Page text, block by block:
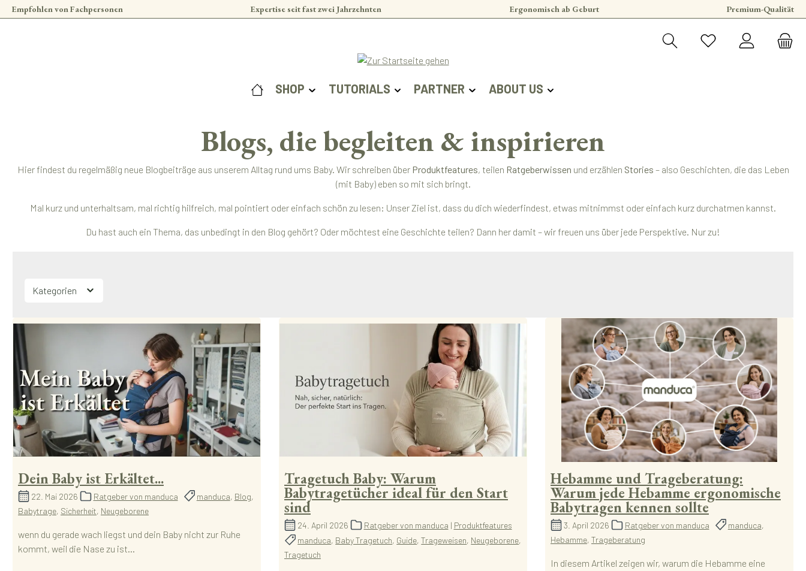
Hauptinhalt springen
Zur Suche springen
Zur Hauptnavigation springen
Empfohlen von Fachpersonen Expertise seit fast zwei Jahrzehnten Ergonomisch ab Geburt Premium-Qualität
SHOP TUTORIALS PARTNER ABOUT US
Blogs, die begleiten & inspirieren
Hier findest du regelmäßig neue Blogbeiträge aus unserem Alltag rund ums Baby. Wir schreiben über Produktfeatures, teilen Ratgeberwissen und erzählen Stories – also Geschichten, die das Leben
(mit Baby) eben so mit sich bringt.
Mal kurz und unterhaltsam, mal richtig hilfreich, mal pointiert oder einfach schön zu lesen: Unser Ziel ist, dass du dich wiederfindest, etwas mitnimmst oder einfach kurz durchatmen kannst.
Du hast auch ein Thema, das unbedingt in den Blog gehört? Oder möchtest eine Geschichte teilen? Dann her damit – wir freuen uns über jede Perspektive. Nur zu!
Kategorien
Dein Baby ist Erkältet...
22. Mai 2026 Ratgeber von manduca manduca, Blog,
Babytrage, Sicherheit, Neugeborene
wenn du gerade wach liegst und dein Baby nicht zur Ruhe
kommt, weil die Nase zu ist...
Tragetuch Baby: Warum
Babytragetücher ideal für den Start
sind
24. April 2026 Ratgeber von manduca | Produktfeatures
manduca, Baby Tragetuch, Guide,Trageweisen, Neugeborene,
Tragetuch
Hebamme und Trageberatung:
Warum jede Hebamme ergonomische
Babytragen kennen sollte
3. April 2026 Ratgeber von manduca manduca,
Hebamme, Trageberatung
In diesem Artikel zeigen wir, warum die Hebamme eine